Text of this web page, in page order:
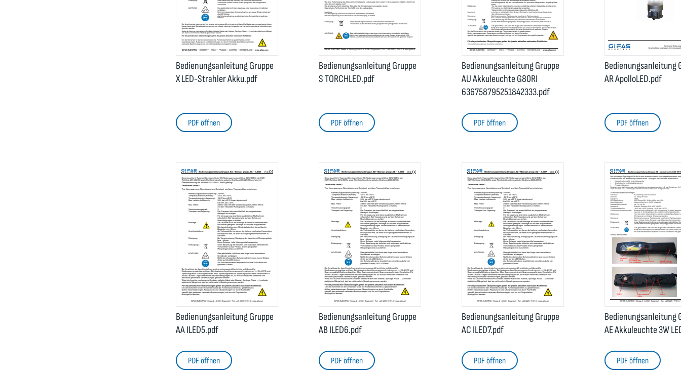
Bedienungsanleitung Gruppe
X LED-Strahler Akku.pdf
PDF öffnen
Bedienungsanleitung Gruppe
S TORCHLED.pdf
PDF öffnen
Bedienungsanleitung Gruppe
AU Akkuleuchte G80RI
636758795251842333.pdf
PDF öffnen
Bedienungsanleitung
AR ApolloLED.pdf
PDF öffnen
Bedienungsanleitung Gruppe
AA ILED5.pdf
PDF öffnen
Bedienungsanleitung Gruppe
AB ILED6.pdf
PDF öffnen
Bedienungsanleitung Gruppe
AC ILED7.pdf
PDF öffnen
Bedienungsanleitung
AE Akkuleuchte 3W
PDF öffnen